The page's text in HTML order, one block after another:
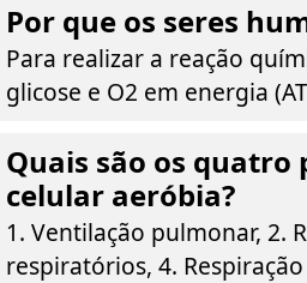
Por que os seres
Para realizar a reação
glicose e O2 em energia
Quais são os quatro
celular aeróbia?
1. Ventilação pulmonar, 2.
respiratórios, 4.